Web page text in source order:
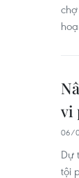
vi
06/
Dự
tội